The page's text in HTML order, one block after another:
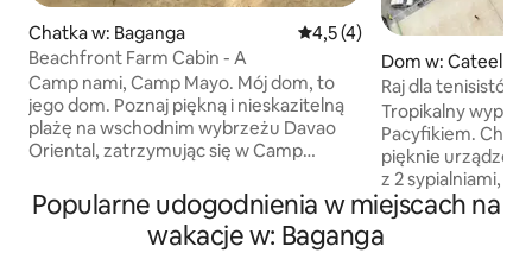
Chatka w: Baganga Średnia ocena: 4,5 na 5,
4,5 (4)
Beachfront Farm Cabin - A
Camp nami, Camp Mayo. Mój dom, to
jego dom. Poznaj piękną i nieskazitelną
plażę na wschodnim wybrzeżu Davao
Oriental, zatrzymując się w Camp
farmy i wakacji, które otworzyliśmy, aby
powitać gości, którzy chcą spokojnego
wypoczynku z przyjaciółmi i rodziną. Ten
Dom w: Cateel
Raj dla tenisistów
relaks
Tropikalny
Pacyfikiem.
pięknie
z 2 sypialniami,
bujnej działce o
pełnej drzew
To idealne
Popularne udogodnienia w miejscach na
wakacje w: Baganga